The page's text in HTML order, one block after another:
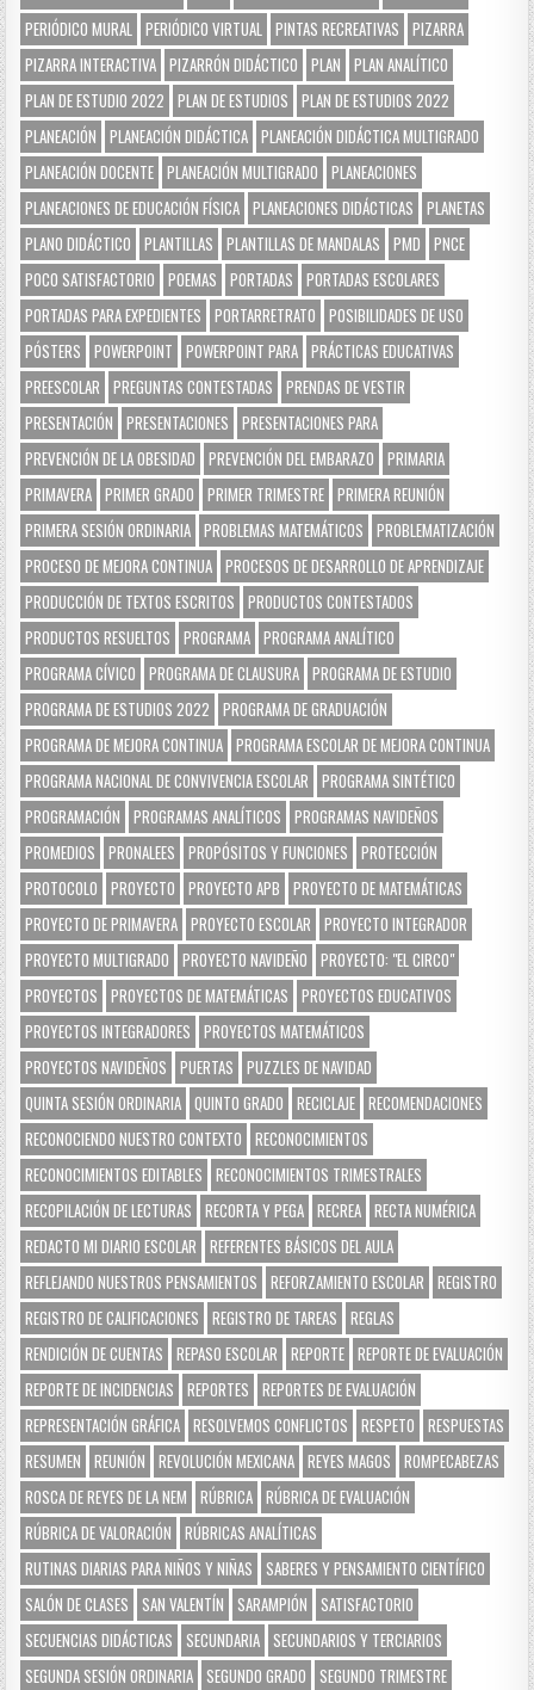
PERIÓDICO MURAL PERIÓDICO VIRTUAL PINTAS RECREATIVAS
PIZARRA
PIZARRA INTERACTIVA PIZARRÓN DIDÁCTICO PLAN
PLAN ANALÍTICO
PLAN DE ESTUDIO 2022
PLAN DE ESTUDIOS
PLAN DE ESTUDIOS 2022
PLANEACIÓN
PLANEACIÓN DIDÁCTICA PLANEACIÓN DIDÁCTICA MULTIGRADO
PLANEACIÓN DOCENTE PLANEACIÓN MULTIGRADO
PLANEACIONES
PLANEACIONES DE EDUCACIÓN FÍSICA PLANEACIONES DIDÁCTICAS
PLANETAS
PLANO DIDÁCTICO
PLANTILLAS PLANTILLAS DE MANDALAS PMD
PNCE
POCO SATISFACTORIO
POEMAS PORTADAS
PORTADAS ESCOLARES
PORTADAS PARA EXPEDIENTES
PORTARRETRATO
POSIBILIDADES DE USO
PÓSTERS
POWERPOINT POWERPOINT PARA PRÁCTICAS EDUCATIVAS
PREESCOLAR
PREGUNTAS CONTESTADAS
PRENDAS DE VESTIR
PRESENTACIÓN
PRESENTACIONES
PRESENTACIONES PARA
PREVENCIÓN DE LA OBESIDAD
PREVENCIÓN DEL EMBARAZO
PRIMARIA
PRIMAVERA PRIMER GRADO PRIMER TRIMESTRE PRIMERA REUNIÓN
PRIMERA SESIÓN ORDINARIA PROBLEMAS MATEMÁTICOS
PROBLEMATIZACIÓN
PROCESO DE MEJORA CONTINUA PROCESOS DE DESARROLLO DE APRENDIZAJE
PRODUCCIÓN DE TEXTOS ESCRITOS
PRODUCTOS CONTESTADOS
PRODUCTOS RESUELTOS
PROGRAMA PROGRAMA ANALÍTICO
PROGRAMA CÍVICO
PROGRAMA DE CLAUSURA PROGRAMA DE ESTUDIO
PROGRAMA DE ESTUDIOS 2022
PROGRAMA DE GRADUACIÓN
PROGRAMA DE MEJORA CONTINUA PROGRAMA ESCOLAR DE MEJORA CONTINUA
PROGRAMA NACIONAL DE CONVIVENCIA ESCOLAR
PROGRAMA SINTÉTICO
PROGRAMACIÓN
PROGRAMAS ANALÍTICOS
PROGRAMAS NAVIDEÑOS
PROMEDIOS
PRONALEES PROPÓSITOS Y FUNCIONES
PROTECCIÓN
PROTOCOLO
PROYECTO PROYECTO APB
PROYECTO DE MATEMÁTICAS
PROYECTO DE PRIMAVERA PROYECTO ESCOLAR
PROYECTO INTEGRADOR
PROYECTO MULTIGRADO
PROYECTO NAVIDEÑO
PROYECTO: "EL CIRCO"
PROYECTOS
PROYECTOS DE MATEMÁTICAS
PROYECTOS EDUCATIVOS
PROYECTOS INTEGRADORES
PROYECTOS MATEMÁTICOS
PROYECTOS NAVIDEÑOS
PUERTAS
PUZZLES DE NAVIDAD
QUINTA SESIÓN ORDINARIA QUINTO GRADO RECICLAJE RECOMENDACIONES
RECONOCIENDO NUESTRO CONTEXTO
RECONOCIMIENTOS
RECONOCIMIENTOS EDITABLES
RECONOCIMIENTOS TRIMESTRALES
RECOPILACIÓN DE LECTURAS
RECORTA Y PEGA RECREA RECTA NUMÉRICA
REDACTO MI DIARIO ESCOLAR
REFERENTES BÁSICOS DEL AULA
REFLEJANDO NUESTROS PENSAMIENTOS
REFORZAMIENTO ESCOLAR
REGISTRO
REGISTRO DE CALIFICACIONES
REGISTRO DE TAREAS
REGLAS
RENDICIÓN DE CUENTAS
REPASO ESCOLAR REPORTE REPORTE DE EVALUACIÓN
REPORTE DE INCIDENCIAS
REPORTES
REPORTES DE EVALUACIÓN
REPRESENTACIÓN GRÁFICA RESOLVEMOS CONFLICTOS RESPETO
RESPUESTAS
RESUMEN
REUNIÓN REVOLUCIÓN MEXICANA REYES MAGOS
ROMPECABEZAS
ROSCA DE REYES DE LA NEM
RÚBRICA RÚBRICA DE EVALUACIÓN
RÚBRICA DE VALORACIÓN
RÚBRICAS ANALÍTICAS
RUTINAS DIARIAS PARA NIÑOS Y NIÑAS
SABERES Y PENSAMIENTO CIENTÍFICO
SALÓN DE CLASES
SAN VALENTÍN SARAMPIÓN
SATISFACTORIO
SECUENCIAS DIDÁCTICAS
SECUNDARIA SECUNDARIOS Y TERCIARIOS
SEGUNDA SESIÓN ORDINARIA SEGUNDO GRADO
SEGUNDO TRIMESTRE